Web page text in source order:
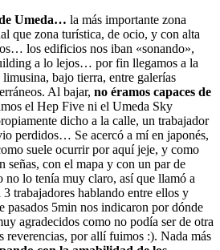
Umeda… la más importante zona
que zona turística, de ocio, y con alta
los edificios nos iban «sonando»,
a lo lejos… por fin llegamos a la
bajo tierra, entre galerías
Al bajar, no éramos capaces de
el Hep Five ni el Umeda Sky
dicho a la calle, un trabajador
perdidos… Se acercó a mí en japonés,
suele ocurrir por aquí jeje, y como
señas, con el mapa y con un par de
no lo tenía muy claro, así que llamó a
trabajadores hablando entre ellos y
pasados 5min nos indicaron por dónde
agradecidos como no podía ser de otra
reverencias, por allí fuimos :). Nada más